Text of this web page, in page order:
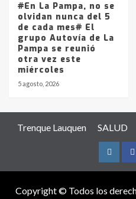
#En La Pampa, no se
olvidan nunca del 5
de cada mes# El
grupo Autovía de La
Pampa se reunió
otra vez este
miércoles
5 agosto, 2026
Trenque Lauquen SALUD
Copyright © Todos los